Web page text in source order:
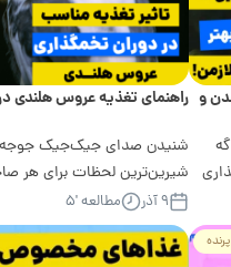
و راهنمای تغذیه عروس هلندی
شنیدن صدای جیک‌جیک
شیرین‌ترین لحظات برای هر
باشیم؛ رسیدن به اون لحظه
۹ آذر مطالعه '۵